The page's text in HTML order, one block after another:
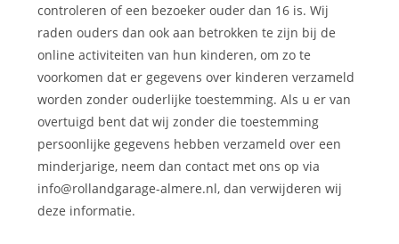
controleren of een bezoeker ouder dan 16 is. Wij
raden ouders dan ook aan betrokken te zijn bij de
online activiteiten van hun kinderen, om zo te
voorkomen dat er gegevens over kinderen verzameld
worden zonder ouderlijke toestemming. Als u er van
overtuigd bent dat wij zonder die toestemming
persoonlijke gegevens hebben verzameld over een
minderjarige, neem dan contact met ons op via
info@rollandgarage-almere.nl, dan verwijderen wij
deze informatie.